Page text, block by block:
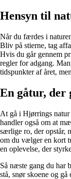
Hensyn til
Når du færdes i
Bliv på stierne, tag
Hvis du går gennem
regler for adgang.
tidspunkter af året,
En gåtur, der
At gå i Hjørrings
handler også om at
særlige ro, der opstår,
om du vælger en kort
en oplevelse, der
Så næste gang du har
stå, snør skoene og